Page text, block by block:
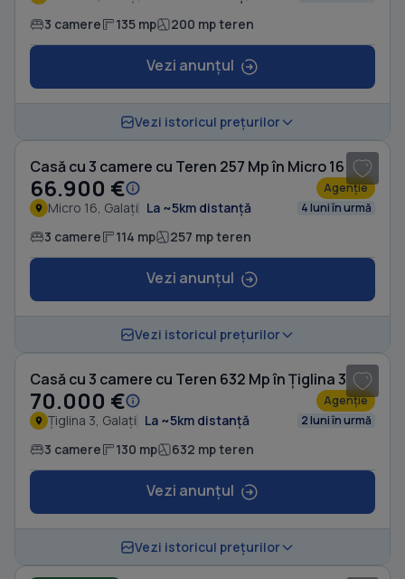
3 camere 135 mp 200 mp teren
Vezi anunțul
Vezi istoricul prețurilor
Casă cu 3 camere cu Teren 257 Mp în Micro 16
66.900 € Agenție
Micro 16, Galați La ~5km distanță 4 luni în urmă
3 camere 114 mp 257 mp teren
Vezi anunțul
Vezi istoricul prețurilor
Casă cu 3 camere cu Teren 632 Mp în Țiglina 3
70.000 € Agenție
Țiglina 3, Galați La ~5km distanță 2 luni în urmă
3 camere 130 mp 632 mp teren
Vezi anunțul
Vezi istoricul prețurilor